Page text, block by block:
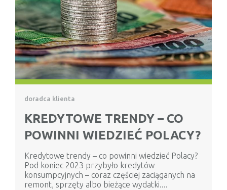
doradca klienta
KREDYTOWE TRENDY – CO
POWINNI WIEDZIEĆ POLACY?
Kredytowe trendy – co powinni wiedzieć Polacy?
Pod koniec 2023 przybyło kredytów
konsumpcyjnych – coraz częściej zaciąganych na
remont, sprzęty albo bieżące wydatki....